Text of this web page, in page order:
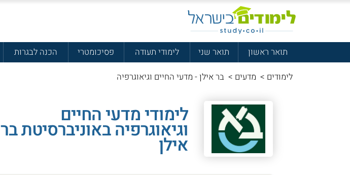
תואר ראשון תואר שני לימודי תעודה פסיכומטרי הכנה לבגרות
לימודים > מדעים > בר אילן - מדעי החיים וגיאוגרפיה
לימודי מדעי החיים
וגיאוגרפיה באוניברסיטת בר
אילן